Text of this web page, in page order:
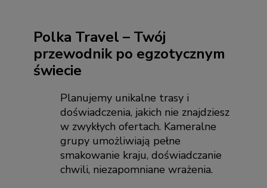
Polka Travel – Twój
przewodnik po egzotycznym
świecie
Planujemy unikalne trasy i
doświadczenia, jakich nie znajdziesz
w zwykłych ofertach. Kameralne
grupy umożliwiają pełne
smakowanie kraju, doświadczanie
chwili, niezapomniane wrażenia.